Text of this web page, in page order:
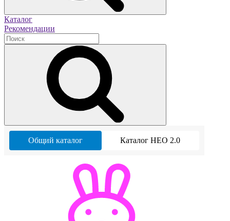
Каталог
Рекомендации
Общий каталог Каталог НЕО 2.0